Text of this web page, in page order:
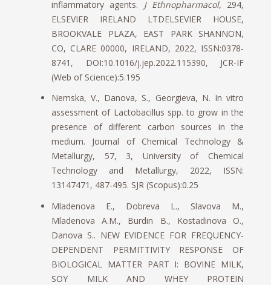
inflammatory agents. J Ethnopharmacol, 294,
ELSEVIER IRELAND LTDELSEVIER HOUSE,
BROOKVALE PLAZA, EAST PARK SHANNON,
CO, CLARE 00000, IRELAND, 2022, ISSN:0378-
8741, DOI:10.1016/j.jep.2022.115390, JCR-IF
(Web of Science):5.195
Nemska, V., Danova, S., Georgieva, N. In vitro
assessment of Lactobacillus spp. to grow in the
presence of different carbon sources in the
medium. Journal of Chemical Technology &
Metallurgy, 57, 3, University of Chemical
Technology and Metallurgy, 2022, ISSN:
13147471, 487-495. SJR (Scopus):0.25
Mladenova E., Dobreva L., Slavova M.,
Mladenova A.M., Burdin B., Kostadinova O.,
Danova S.. NEW EVIDENCE FOR FREQUENCY-
DEPENDENT PERMITTIVITY RESPONSE OF
BIOLOGICAL MATTER PART I: BOVINE MILK,
SOY MILK AND WHEY PROTEIN